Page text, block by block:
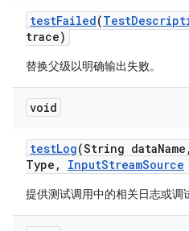
testFailed(Test
trace)
替换父级以明确输出失败。
void
testLog(String dataName ,
Type , InputStreamSource
提供测试调用中的相关日志或调